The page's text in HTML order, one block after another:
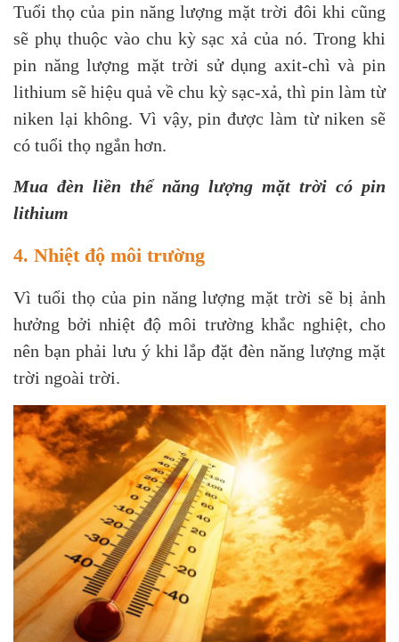
Tuổi thọ của pin năng lượng mặt trời đôi khi cũng
sẽ phụ thuộc vào chu kỳ sạc xả của nó. Trong khi
pin năng lượng mặt trời sử dụng axit-chì và pin
lithium sẽ hiệu quả về chu kỳ sạc-xả, thì pin làm từ
niken lại không. Vì vậy, pin được làm từ niken sẽ
có tuổi thọ ngắn hơn.
Mua đèn liền thể năng lượng mặt trời có pin
lithium
4. Nhiệt độ môi trường
Vì tuổi thọ của pin năng lượng mặt trời sẽ bị ảnh
hưởng bởi nhiệt độ môi trường khắc nghiệt, cho
nên bạn phải lưu ý khi lắp đặt đèn năng lượng mặt
trời ngoài trời.